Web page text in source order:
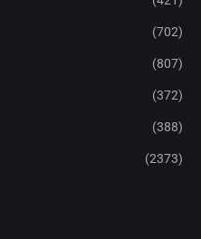
(702)
(807)
(372)
(388)
(2373)